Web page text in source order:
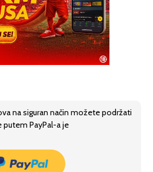
na siguran način možete podržati
putem PayPal-a je